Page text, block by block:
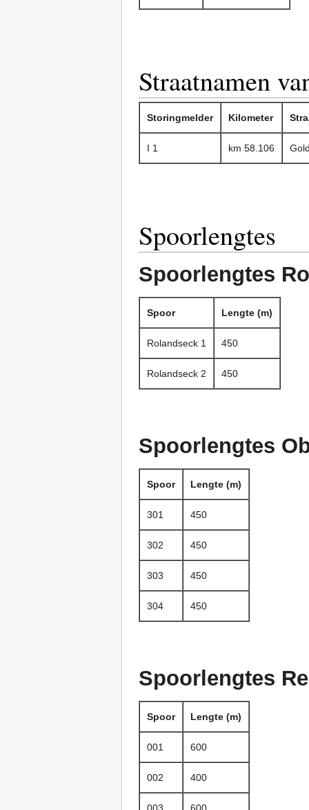
Straatnamen
Storingmelder Kilometer
I 1 km 58.106
Spoorlengtes
Spoorlengtes
Spoor Lengte (m)
Rolandseck 1 450
Rolandseck 2 450
Spoorlengtes
Spoor Lengte (m)
301 450
302 450
303 450
304 450
Spoorlengtes
Spoor Lengte (m)
001 600
002 400